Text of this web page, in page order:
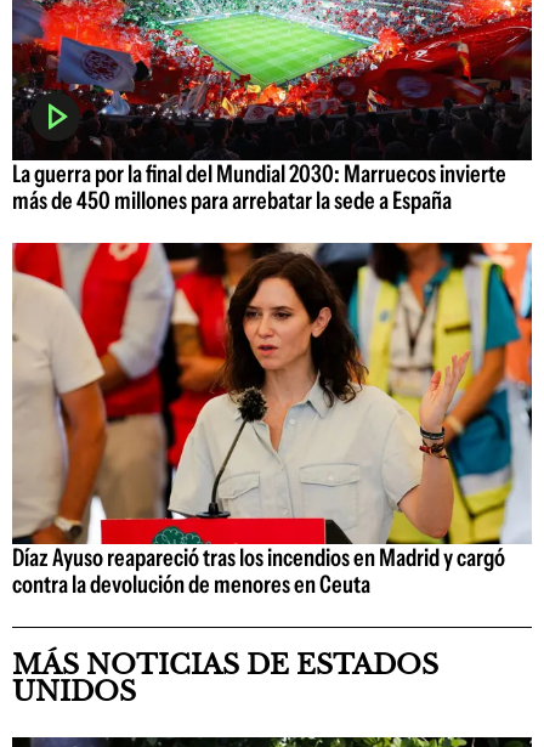
La guerra por la final del Mundial 2030: Marruecos invierte
más de 450 millones para arrebatar la sede a España
Díaz Ayuso reapareció tras los incendios en Madrid y cargó
contra la devolución de menores en Ceuta
MÁS NOTICIAS DE ESTADOS
UNIDOS